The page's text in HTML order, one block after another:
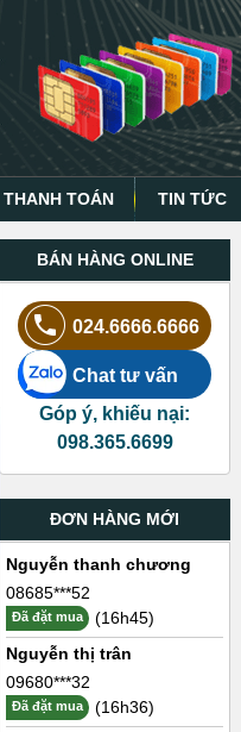
THANH TOÁN TIN TỨC
BÁN HÀNG ONLINE
024.6666.6666
Chat tư vấn
Góp ý, khiếu nại:
098.365.6699
ĐƠN HÀNG MỚI
Nguyễn thanh chương
08685***52
Đã đặt mua
(16h45)
Nguyễn thị trân
09680***32
Đã đặt mua
(16h36)